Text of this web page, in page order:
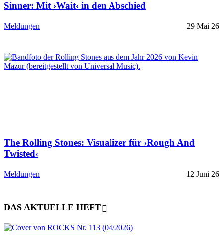
Sinner: Mit ›Wait‹ in den Abschied
Meldungen 29 Mai 26
The Rolling Stones: Visualizer für ›Rough And
Twisted‹
Meldungen 12 Juni 26
DAS AKTUELLE HEFT